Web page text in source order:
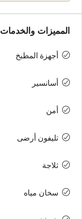
المميزات والخدمات
أجهزة المطبخ
أسانسير
أمن
تليفون أرضى
ثلاجة
سخان مياه